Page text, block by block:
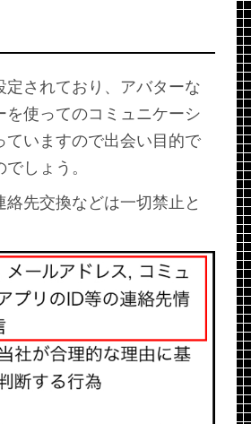
定されており、アバターな
を使ってのコミュニケーシ
ていますので出会い目的で
しょう。
絡先交換などは一切禁止と